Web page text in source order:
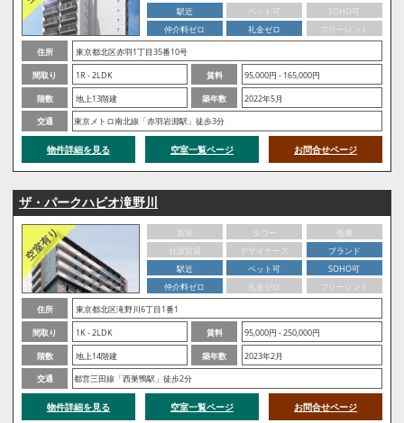
駅近
ペット可
SOHO可
仲介料ゼロ
礼金ゼロ
フリーレント
住所
東京都北区赤羽1丁目35番10号
間取り
1R - 2LDK 賃料
95,000円 - 165,000円
階数
地上13階建 築年数
2022年5月
交通
東京メトロ南北線「赤羽岩淵駅」徒歩3分
物件詳細を見る 空室一覧ページ お問合せページ
ザ・パークハビオ滝野川
新築 タワー
低層
分譲賃貸
デザイナーズ
ブランド
駅近
ペット可
SOHO可
仲介料ゼロ
礼金ゼロ
フリーレント
住所
東京都北区滝野川6丁目1番1
間取り
1K - 2LDK 賃料
95,000円 - 250,000円
階数
地上14階建 築年数
2023年2月
交通
都営三田線「西巣鴨駅」徒歩2分
物件詳細を見る 空室一覧ページ お問合せページ